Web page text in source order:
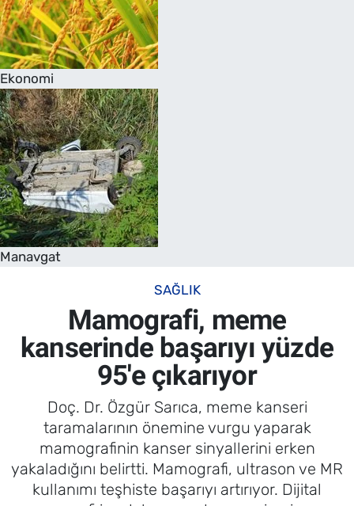
Ekonomi
Manavgat
SAĞLIK
Mamografi, meme
kanserinde başarıyı yüzde
95'e çıkarıyor
Doç. Dr. Özgür Sarıca, meme kanseri
taramalarının önemine vurgu yaparak
mamografinin kanser sinyallerini erken
yakaladığını belirtti. Mamografi, ultrason ve MR
kullanımı teşhiste başarıyı artırıyor. Dijital